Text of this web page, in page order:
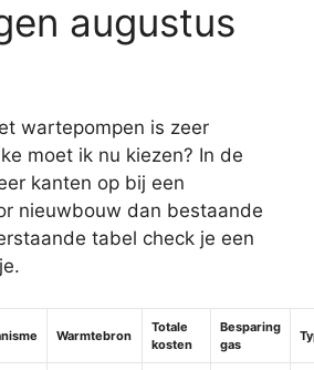
augustus
wartepompen is zeer
moet ik nu kiezen? In de
kanten op bij een
nieuwbouw dan bestaande
tabel check je een
Warmtebron
Totale
kosten
Besparing
gas